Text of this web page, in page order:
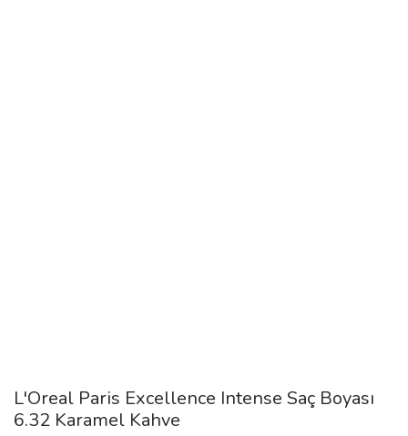
L'Oreal Paris Excellence Intense Saç Boyası
6.32 Karamel Kahve